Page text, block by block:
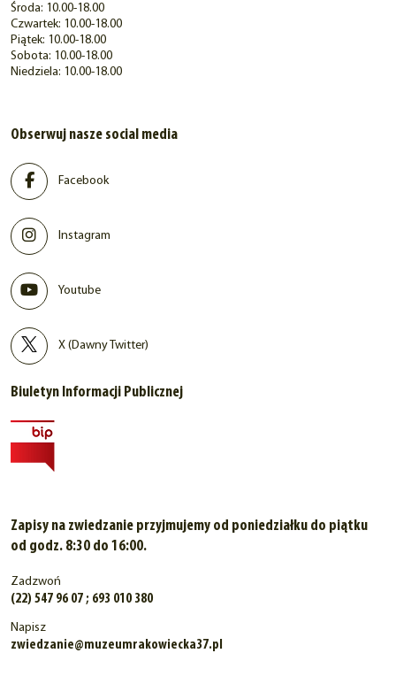
Środa: 10.00-18.00
Czwartek: 10.00-18.00
Piątek: 10.00-18.00
Sobota: 10.00-18.00
Niedziela: 10.00-18.00
Obserwuj nasze social media
Facebook
Instagram
Youtube
X (Dawny Twitter)
Biuletyn Informacji Publicznej
Zapisy na zwiedzanie przyjmujemy od poniedziałku do piątku
od godz. 8:30 do 16:00.
Zadzwoń
(22) 547 96 07 ; 693 010 380
Napisz
zwiedzanie@muzeumrakowiecka37.pl